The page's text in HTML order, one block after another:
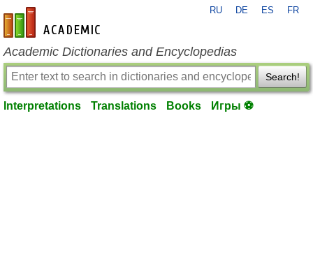
en-academic.com
RU DE ES FR
Academic Dictionaries and Encyclopedias
Search!
Interpretations Translations Books Игры ⚽